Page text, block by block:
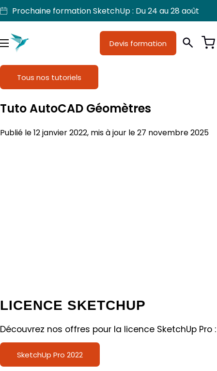
Aller
au
contenu
Prochaine formation SketchUp : Du 24 au 28 août
MenuJe suis
Licences SketchUp
Nos produits
Support
Devis formation
Tous nos tutoriels
Tuto AutoCAD Géomètres
Publié le 12 janvier 2022, mis à jour le 27 novembre 2025
LICENCE SKETCHUP
Découvrez nos offres pour la licence SketchUp Pro :
SketchUp Pro 2022